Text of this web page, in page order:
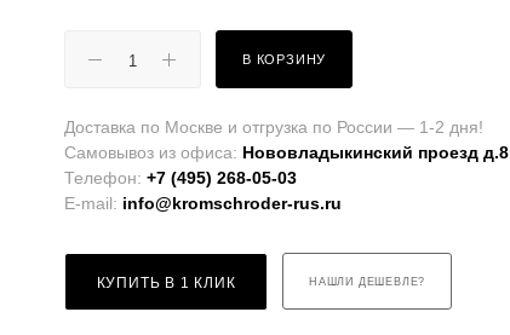
В КОРЗИНУ
Доставка по Москве и отгрузка по России — 1-2 дня!
Самовывоз из офиса: Нововладыкинский проезд д.8
Телефон:+7 (495) 268-05-03
E-mail: info@kromschroder-rus.ru
КУПИТЬ В 1 КЛИК НАШЛИ ДЕШЕВЛЕ?